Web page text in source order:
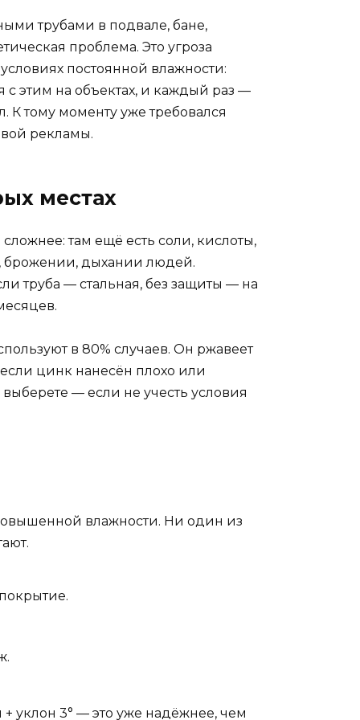
трубами в подвале, бане,
проблема. Это угроза
постоянной влажности:
этим на объектах, и каждый раз —
К тому моменту уже требовался
рекламы.
местах
там ещё есть соли, кислоты,
брожении, дыхании людей.
труба — стальная, без защиты — на
в 80% случаев. Он ржавеет
цинк нанесён плохо или
— если не учесть условия
влажности. Ни один из
уклон 3° — это уже надёжнее, чем